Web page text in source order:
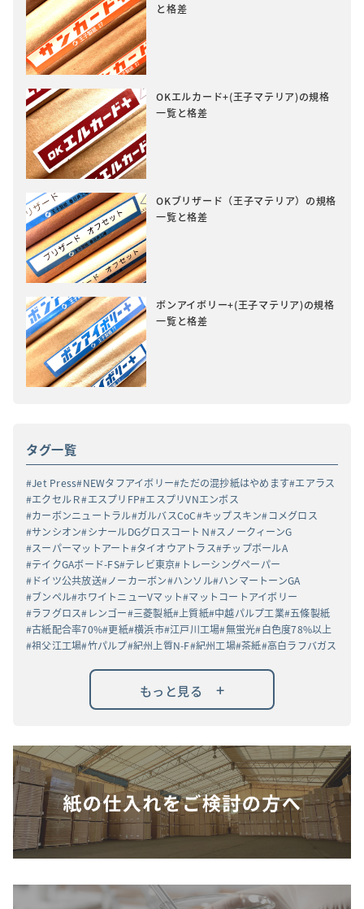
と格差
OKエルカード+(王子マテリア)の規格
一覧と格差
OKブリザード（王子マテリア）の規格
一覧と格差
ボンアイボリー+(王子マテリア)の規格
一覧と格差
タグ一覧
Jet Press NEWタフアイボリー ただの混抄紙はやめます エアラス
エクセルＲ エスプリFP エスプリVNエンボス
カーボンニュートラル ガルバスCoC キップスキン コメグロス
サンシオン シナールDGグロスコートＮ
スノークィーンG
スーパーマットアート タイオウアトラス チップボールA
テイクGAボード-FS テレビ東京
トレーシングペーパー
ドイツ公共放送 ノーカーボン ハンソル ハンマートーンGA
ブンペル ホワイトニューVマット マットコートアイボリー
ラフグロス レンゴー 三菱製紙 上質紙 中越パルプ工業 五條製紙
古紙配合率70% 更紙 横浜市 江戸川工場 無蛍光 白色度78%以上
祖父江工場 竹パルプ 紀州上質N-F 紀州工場 茶紙 高白ラフバガス
もっと見る +